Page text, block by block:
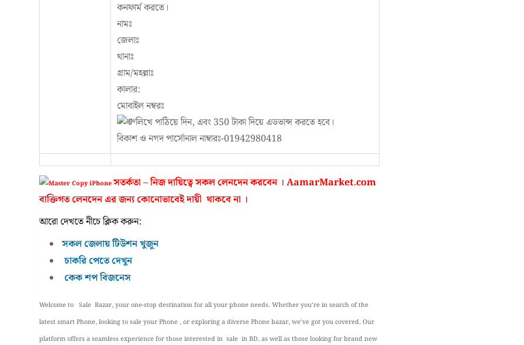
কনফার্ম করতে।
নামঃ
জেলাঃ
থানাঃ
গ্রাম/মহল্লাঃ
কালার:
মোবাইল নম্বরঃ
লিখে পাঠিয়ে দিন, এবং 350 টাকা দিয়ে এডভান্স করতে হবে।
বিকাশ ও নগদ পার্সোনাল নাম্বারঃ-01942980418
সতর্কতা – নিজ দায়িত্বে সকল লেনদেন করবেন । AamarMarket.com
বাক্তিগত লেনদেন এর জন্য কোনোভাবেই দায়ী থাকবে না ।
আরো দেখতে নীচে ক্লিক করুন:
সকল জেলায় টিউশন খুজুন
চাকরি পেতে দেখুন
কেক শপ বিজনেস
Welcome to Sale Bazar, your one-stop destination for all your phone needs. Whether you’re in search of the
latest smart Phone, looking to sale your Phone , or exploring a diverse Phone bazar, we’ve got you covered. Our
platform offers a seamless experience for those interested in sale in BD, as well as those looking for brand new